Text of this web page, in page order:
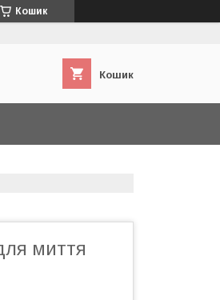
Кошик
Кошик
миття